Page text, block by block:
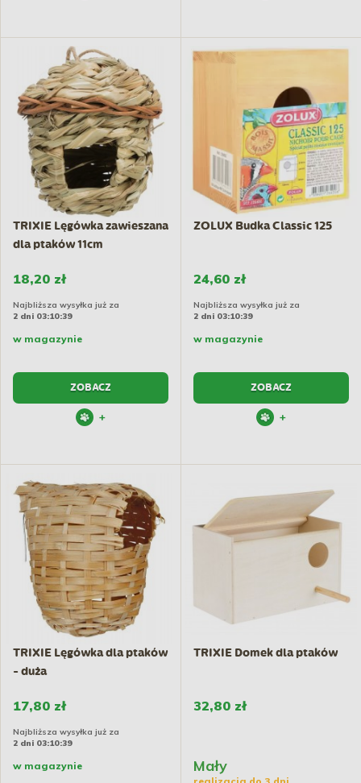
TRIXIE Lęgówka zawieszana
dla ptaków 11cm
18,20 zł
Najbliższa wysyłka już za
2 dni 03:10:38
w magazynie
ZOBACZ
+
ZOLUX Budka Classic 125
24,60 zł
Najbliższa wysyłka już za
2 dni 03:10:38
w magazynie
ZOBACZ
+
TRIXIE Lęgówka dla ptaków
- duża
17,80 zł
Najbliższa wysyłka już za
2 dni 03:10:38
w magazynie
TRIXIE Domek dla ptaków
32,80 zł
Mały